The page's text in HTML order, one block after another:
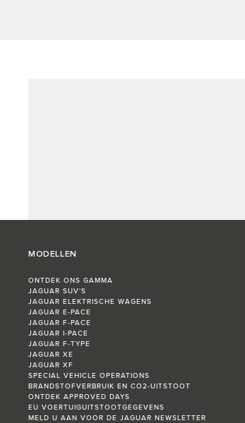
MODELLEN
ONTDEK ONS GAMMA
JAGUAR SUV'S
JAGUAR ELEKTRISCHE WAGENS
JAGUAR E‑PACE
JAGUAR F-PACE
JAGUAR I‑PACE
JAGUAR F-TYPE
JAGUAR XE
JAGUAR XF
SPECIAL VEHICLE OPERATIONS
BRANDSTOFVERBRUIK EN CO2-UITSTOOT
ONTDEK APPROVED DAYS
EU VOERTUIGUITSTOOTGEGEVENS
MELD U AAN VOOR DE JAGUAR NEWSLETTER